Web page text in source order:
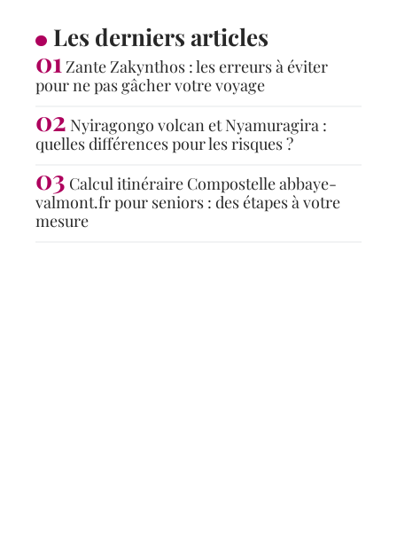
Les derniers articles
Zante Zakynthos : les erreurs à éviter
pour ne pas gâcher votre voyage
Nyiragongo volcan et Nyamuragira :
quelles différences pour les risques ?
Calcul itinéraire Compostelle abbaye-
valmont.fr pour seniors : des étapes à votre
mesure